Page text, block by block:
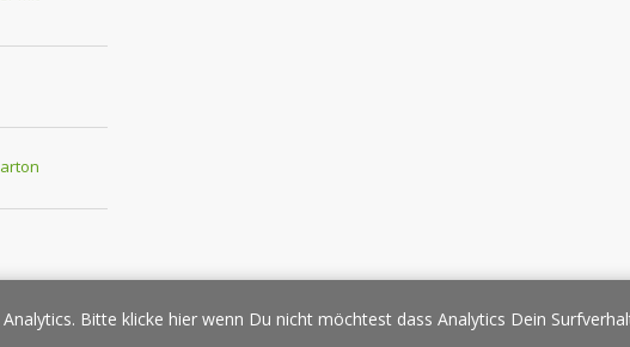
Pressespiegel Werbung/Sponsoring Impressum Copyright
Bitte klicke hier wenn Du nicht möchtest dass Analytics Dein